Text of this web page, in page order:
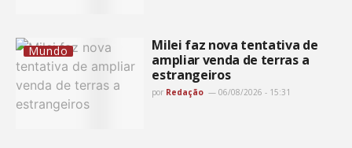
Mundo
Milei faz nova tentativa de
ampliar venda de terras a
estrangeiros
por Redação 06/08/2026 - 15:31